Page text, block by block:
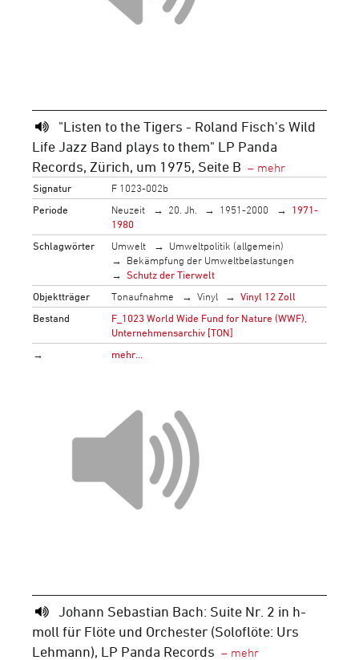
"Listen to the Tigers - Roland Fisch's Wild
Life Jazz Band plays to them" LP Panda
Records, Zürich, um 1975, Seite B
Signatur
F 1023-002b
Periode
Neuzeit 20. Jh. 1951-2000
1971-
1980
Schlagwörter
Umwelt
Umweltpolitik (allgemein)
Bekämpfung der Umweltbelastungen
Schutz der Tierwelt
Objektträger
Tonaufnahme Vinyl
Vinyl 12 Zoll
Bestand
F_1023 World Wide Fund for Nature (WWF),
Unternehmensarchiv [TON]
→
mehr…
Johann Sebastian Bach: Suite Nr. 2 in h-
moll für Flöte und Orchester (Soloflöte: Urs
Lehmann), LP Panda Records